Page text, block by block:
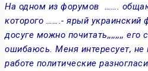
На одном из форумов …….
которого …….- ярый украинский
досуге можно почитать,,,,,,,, его
ошибаюсь. Меня интересует,
работе политические